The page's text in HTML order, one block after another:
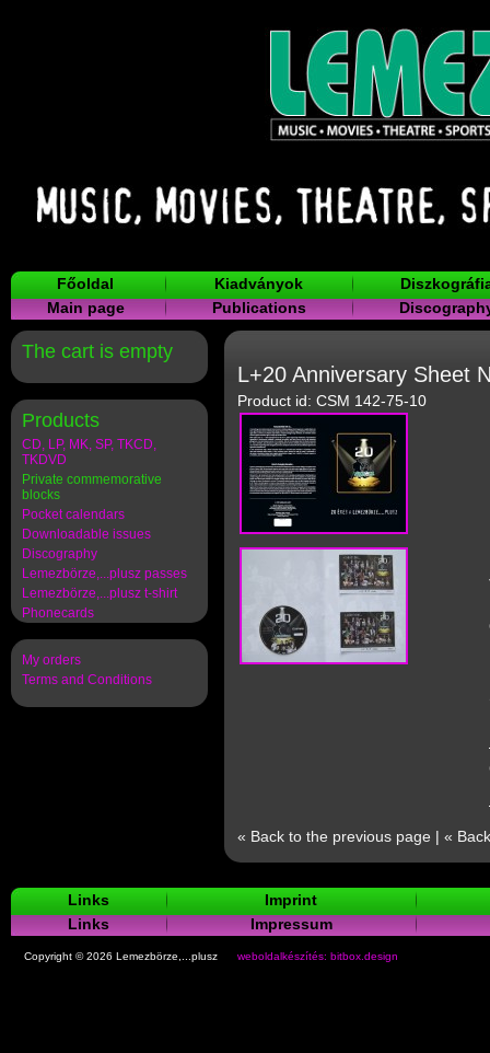
Főoldal Kiadványok
Main page
Publications
The cart is empty
Products
CD, LP, MK, SP, TKCD,
TKDVD
Private commemorative
blocks
Pocket calendars
Downloadable issues
Discography
Lemezbörze,...plusz passes
Lemezbörze,...plusz t-shirt
Phonecards
My orders
Terms and Conditions
L+20 Anniversary Sheet
Product id: CSM 142-75-10
« Back to the previous page | «
Links
Imprint
Links
Impressum
Copyright © 2026 Lemezbörze,...plusz weboldalkészítés: bitbox.design